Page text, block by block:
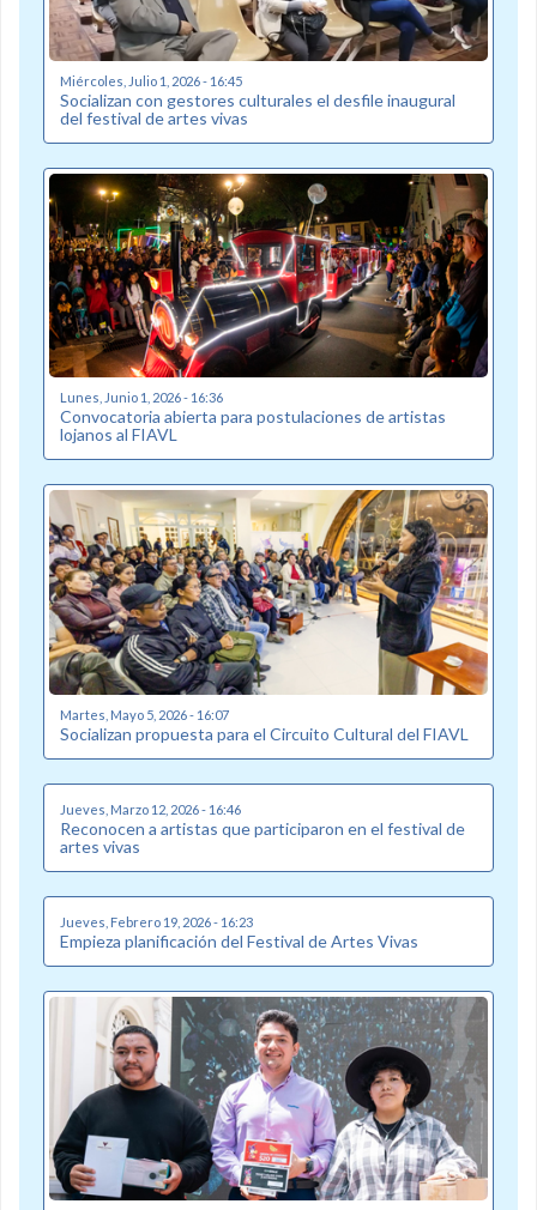
Miércoles, Julio 1, 2026 - 16:45
Socializan con gestores culturales el desfile inaugural
del festival de artes vivas
Lunes, Junio 1, 2026 - 16:36
Convocatoria abierta para postulaciones de artistas
lojanos al FIAVL
Martes, Mayo 5, 2026 - 16:07
Socializan propuesta para el Circuito Cultural del FIAVL
Jueves, Marzo 12, 2026 - 16:46
Reconocen a artistas que participaron en el festival de
artes vivas
Jueves, Febrero 19, 2026 - 16:23
Empieza planificación del Festival de Artes Vivas